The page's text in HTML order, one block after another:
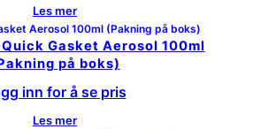
Les mer
Gasket Aerosol 100ml
på boks)
inn for å se pris
Les mer